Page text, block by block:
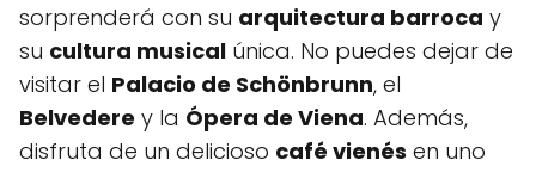
sorprenderá con su arquitectura barroca y
su cultura musical única. No puedes dejar de
visitar el Palacio de Schönbrunn, el
Belvedere y la Ópera de Viena. Además,
disfruta de un delicioso café vienés en uno